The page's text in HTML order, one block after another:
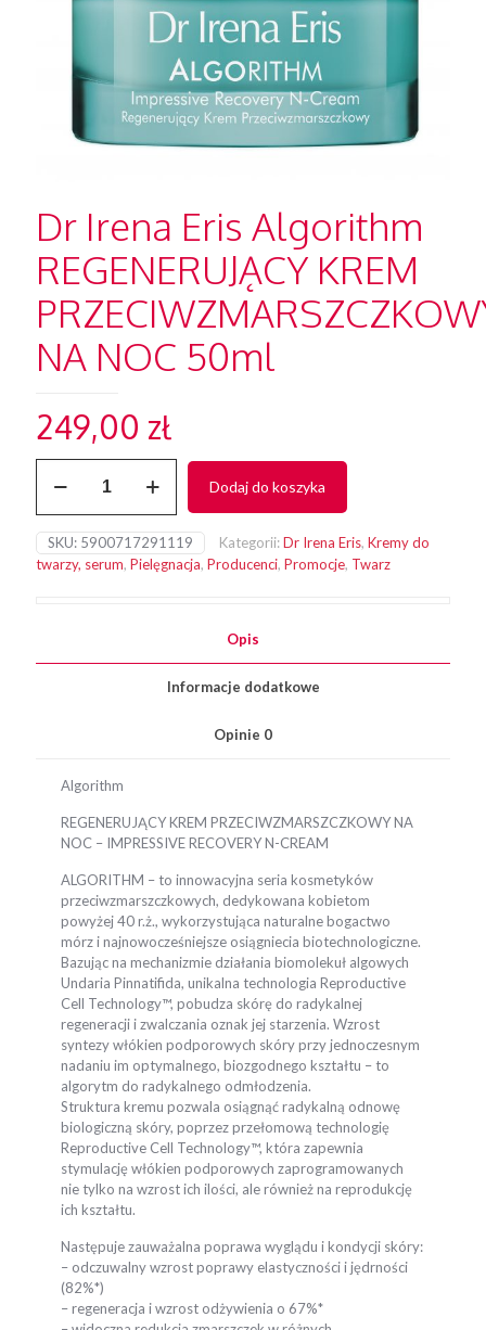
Dr Irena Eris Algorithm
REGENERUJĄCY KREM
NA NOC 50ml
249,00 zł
Eris
Algorithm
REGENERUJĄCY
Dodaj do koszyka
SKU: 5900717291119 Kategorii:Dr Irena Eris, Kremy do
twarzy, serum, Pielęgnacja, Producenci, Promocje, Twarz
Opis
Informacje dodatkowe
Opinie 0
Algorithm
REGENERUJĄCY KREM PRZECIWZMARSZCZKOWY NA
NOC – IMPRESSIVE RECOVERY N-CREAM
ALGORITHM – to innowacyjna seria kosmetyków
przeciwzmarszczkowych, dedykowana kobietom
powyżej 40 r.ż., wykorzystująca naturalne bogactwo
mórz i najnowocześniejsze osiągniecia biotechnologiczne.
Bazując na mechanizmie działania biomolekuł algowych
Undaria Pinnatifida, unikalna technologia Reproductive
Cell Technology™, pobudza skórę do radykalnej
regeneracji i zwalczania oznak jej starzenia. Wzrost
syntezy włókien podporowych skóry przy jednoczesnym
nadaniu im optymalnego, biozgodnego kształtu – to
algorytm do radykalnego odmłodzenia.
Struktura kremu pozwala osiągnąć radykalną odnowę
biologiczną skóry, poprzez przełomową technologię
Reproductive Cell Technology™, która zapewnia
stymulację włókien podporowych zaprogramowanych
nie tylko na wzrost ich ilości, ale również na reprodukcję
ich kształtu.
Następuje zauważalna poprawa wyglądu i kondycji skóry:
– odczuwalny wzrost poprawy elastyczności i jędrności
(82%*)
– regeneracja i wzrost odżywienia o 67%*